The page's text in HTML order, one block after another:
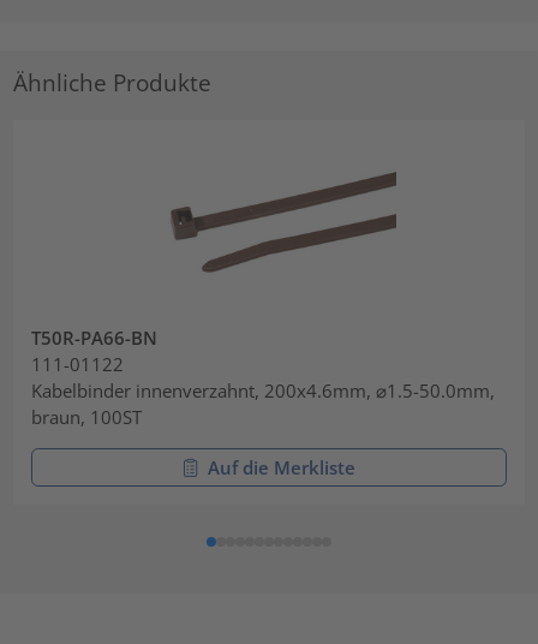
Ähnliche Produkte
T50R-PA66-BN
111-01122
Kabelbinder innenverzahnt, 200x4.6mm, ⌀1.5-50.0mm,
braun, 100ST
Auf die Merkliste